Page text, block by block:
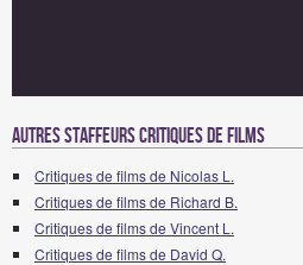
Autres staffeurs critiques de Films
Critiques de films de Nicolas L.
Critiques de films de Richard B.
Critiques de films de Vincent L.
Critiques de films de David Q.